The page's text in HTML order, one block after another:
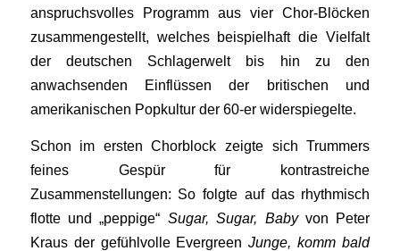
anspruchsvolles Programm aus vier Chor-Blöcken
zusammengestellt, welches beispielhaft die Vielfalt
der deutschen Schlagerwelt bis hin zu den
anwachsenden Einflüssen der britischen und
amerikanischen Popkultur der 60-er widerspiegelte.
Schon im ersten Chorblock zeigte sich Trummers
feines Gespür für kontrastreiche
Zusammenstellungen: So folgte auf das rhythmisch
flotte und „peppige“ Sugar, Sugar, Baby von Peter
Kraus der gefühlvolle EvergreenJunge, komm bald